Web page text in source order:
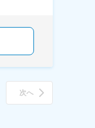
次へ